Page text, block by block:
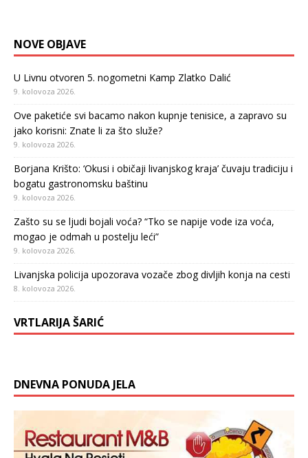
NOVE OBJAVE
U Livnu otvoren 5. nogometni Kamp Zlatko Dalić
9. kolovoza 2026.
Ove paketiće svi bacamo nakon kupnje tenisice, a zapravo su
jako korisni: Znate li za što služe?
9. kolovoza 2026.
Borjana Krišto: ‘Okusi i običaji livanjskog kraja’ čuvaju tradiciju i
bogatu gastronomsku baštinu
9. kolovoza 2026.
Zašto su se ljudi bojali voća? “Tko se napije vode iza voća,
mogao je odmah u postelju leći”
9. kolovoza 2026.
Livanjska policija upozorava vozače zbog divljih konja na cesti
8. kolovoza 2026.
VRTLARIJA ŠARIĆ
DNEVNA PONUDA JELA